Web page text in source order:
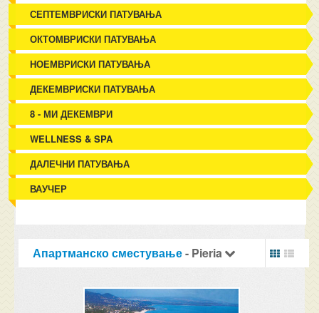
СЕПТЕМВРИСКИ ПАТУВАЊА
ОКТОМВРИСКИ ПАТУВАЊА
НОЕМВРИСКИ ПАТУВАЊА
ДЕКЕМВРИСКИ ПАТУВАЊА
8 - МИ ДЕКЕМВРИ
WELLNESS & SPA
ДАЛЕЧНИ ПАТУВАЊА
ВАУЧЕР
Апартманско сместување- Pieria